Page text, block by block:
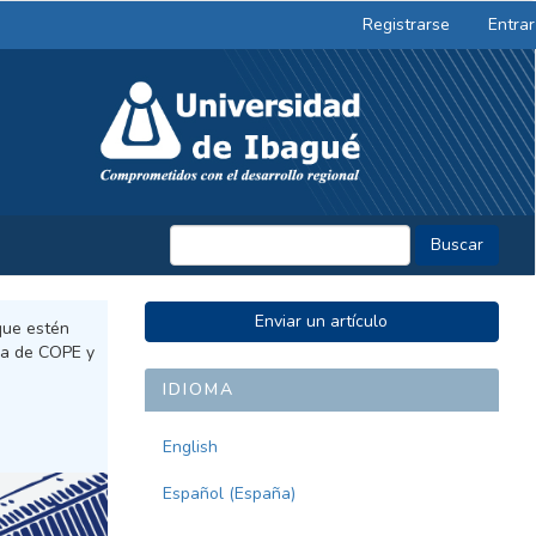
Registrarse Entrar
Buscar
estén
de COPE y
ENVIAR
UN
ARTÍCULO
Enviar un artículo
IDIOMA
English
Español (España)